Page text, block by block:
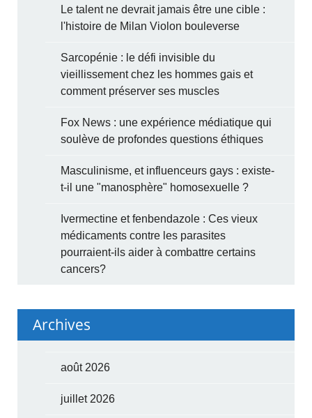
Le talent ne devrait jamais être une cible :
l'histoire de Milan Violon bouleverse
Sarcopénie : le défi invisible du
vieillissement chez les hommes gais et
comment préserver ses muscles
Fox News : une expérience médiatique qui
soulève de profondes questions éthiques
Masculinisme, et influenceurs gays : existe-
t-il une "manosphère" homosexuelle ?
Ivermectine et fenbendazole : Ces vieux
médicaments contre les parasites
pourraient-ils aider à combattre certains
cancers?
Archives
août 2026
juillet 2026